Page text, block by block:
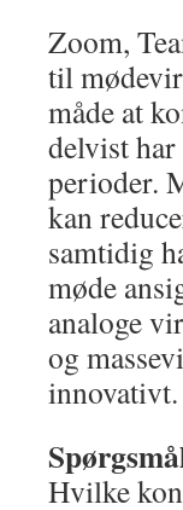
Zoom,
til
måde at
delvist
perioder.
kan
samtidig
møde
analoge
og
innovativt.
Hvilke